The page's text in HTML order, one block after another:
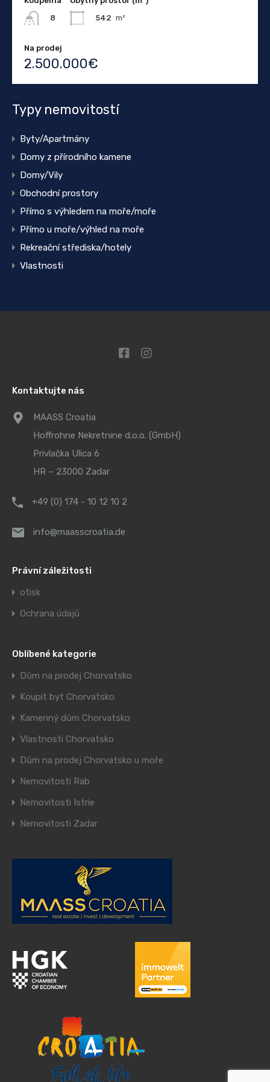
8
542 m²
Na prodej
2.500.000€
Typy nemovitostí
Byty/Apartmány
Domy z přírodního kamene
Domy/Vily
Obchodní prostory
Přímo s výhledem na moře/moře
Přímo u moře/výhled na moře
Rekreační střediska/hotely
Vlastnosti
Kontaktujte nás
MAASS Croatia
Hoffrohne Nekretnine d.o.o. (GmbH)
Privlačka Ulica 6
HR – 23000 Zadar
+49 (0) 174 - 10 12 10 2
info@maasscroatia.de
Právní záležitosti
otisk
Ochrana údajů
Oblíbené kategorie
Dům na prodej Chorvatsko
Koupit byt Chorvatsko
Kamenný dům Chorvatsko
Vlastnosti Chorvatsko
Dům na prodej Chorvatsko u moře
Nemovitosti Rab
Nemovitosti Istrie
Nemovitosti Zadar